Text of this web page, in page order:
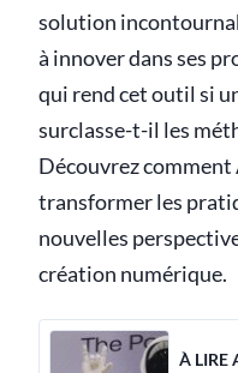
solution
à innover dans ses
qui rend cet outil si
surclasse-t-il les
Découvrez comment
transformer les
nouvelles
création numérique.
À LIRE